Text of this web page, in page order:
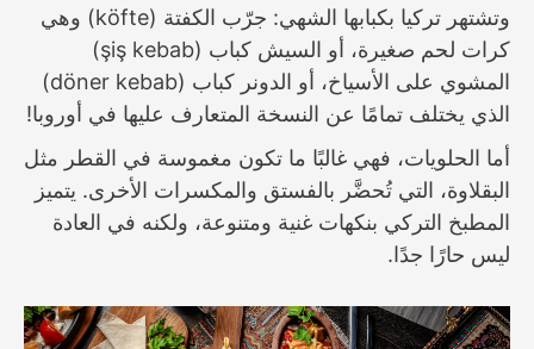
وتشتهر تركيا بكبابها الشهي: جرّب الكفتة (köfte) وهي
كرات لحم صغيرة، أو السيش كباب (şiş kebab)
المشوي على الأسياخ، أو الدونر كباب (döner kebab)
الذي يختلف تمامًا عن النسخة المتعارف عليها في أوروبا!
أما الحلويات، فهي غالبًا ما تكون مغموسة في القطر مثل
البقلاوة، التي تُحضَّر بالفستق والمكسرات الأخرى. يتميز
المطبخ التركي بنكهات غنية ومتنوعة، ولكنه في العادة
ليس حارًا جدًا.